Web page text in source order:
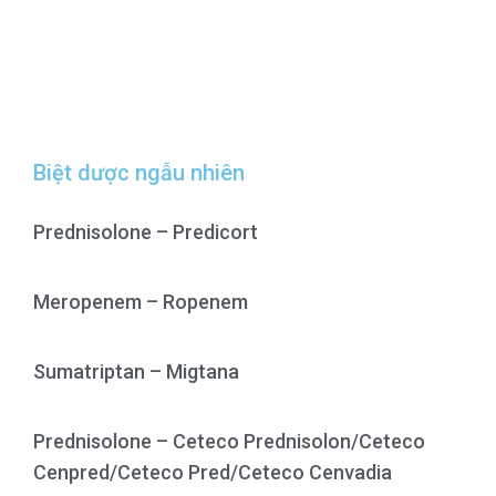
Biệt dược ngẫu nhiên
Prednisolone – Predicort
Meropenem – Ropenem
Sumatriptan – Migtana
Prednisolone – Ceteco Prednisolon/Ceteco
Cenpred/Ceteco Pred/Ceteco Cenvadia